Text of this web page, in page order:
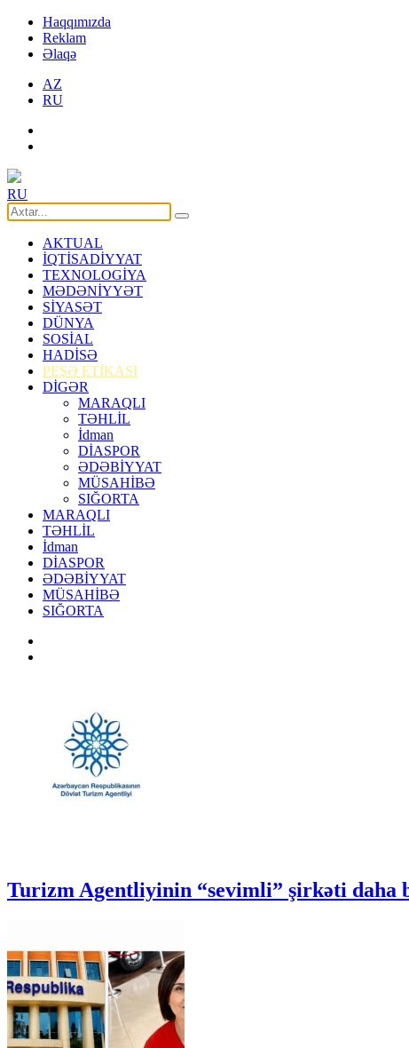
Haqqımızda
Reklam
Əlaqə
AZ
RU
RU
AKTUAL
İQTİSADİYYAT
TEXNOLOGİYA
MƏDƏNİYYƏT
SİYASƏT
DÜNYA
SOSİAL
HADİSƏ
PEŞƏ ETİKASI
DİGƏR
MARAQLI
TƏHLİL
İdman
DİASPOR
ƏDƏBİYYAT
MÜSAHİBƏ
SIĞORTA
MARAQLI
TƏHLİL
İdman
DİASPOR
ƏDƏBİYYAT
MÜSAHİBƏ
SIĞORTA
Turizm Agentliyinin “sevimli” şirkəti